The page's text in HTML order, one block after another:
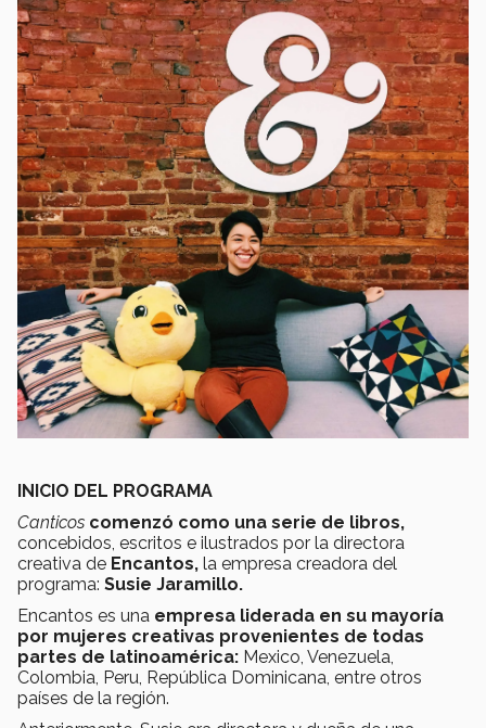
INICIO DEL PROGRAMA
Canticos comenzó como una serie de libros,
concebidos, escritos e ilustrados por la directora
creativa de Encantos, la empresa creadora del
programa: Susie Jaramillo.
Encantos es una empresa liderada en su mayoría
por mujeres creativas provenientes de todas
partes de latinoamérica: Mexico, Venezuela,
Colombia, Peru, República Dominicana, entre otros
países de la región.